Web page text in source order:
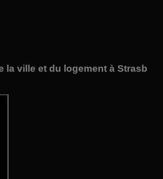
ville et du logement à Strasb